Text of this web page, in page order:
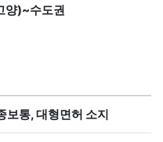
양)~수도권
보통, 대형면허 소지